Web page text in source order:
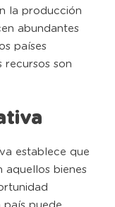
la producción
abundantes
países
recursos son
establece que
aquellos bienes